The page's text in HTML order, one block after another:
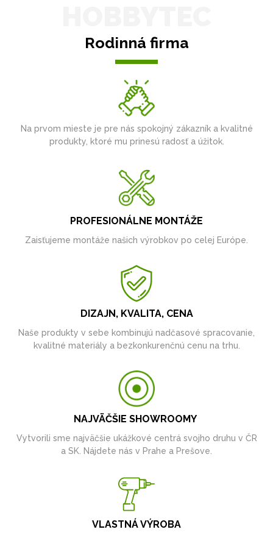
Rodinná firma
Na prvom mieste je pre nás spokojný zákazník a kvalitné
produkty, ktoré mu prinesú radosť a úžitok.
PROFESIONÁLNE MONTÁŽE
Zaisťujeme montáže našich výrobkov po celej Európe.
DIZAJN, KVALITA, CENA
Naše produkty v sebe kombinujú nadčasové spracovanie,
kvalitné materiály a bezkonkurenčnú cenu na trhu.
NAJVÄČŠIE SHOWROOMY
Vytvorili sme najväčšie ukážkové centrá svojho druhu v ČR
a SK. Nájdete nás v Prahe a Prešove.
VLASTNÁ VÝROBA